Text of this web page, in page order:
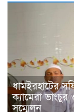
ধামইরহাটের
ক্যামেরা
সম্মেলন